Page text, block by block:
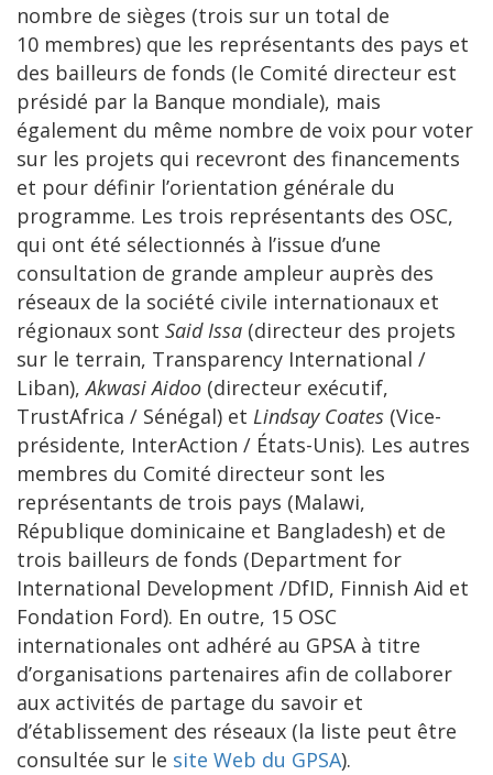
nombre de sièges (trois sur un total de
10 membres) que les représentants des pays et
des bailleurs de fonds (le Comité directeur est
présidé par la Banque mondiale), mais
également du même nombre de voix pour voter
sur les projets qui recevront des financements
et pour définir l’orientation générale du
programme. Les trois représentants des OSC,
qui ont été sélectionnés à l’issue d’une
consultation de grande ampleur auprès des
réseaux de la société civile internationaux et
régionaux sont Said Issa (directeur des projets
sur le terrain, Transparency International /
Liban),Akwasi Aidoo (directeur exécutif,
TrustAfrica / Sénégal) et Lindsay Coates (Vice-
présidente, InterAction / États-Unis). Les autres
membres du Comité directeur sont les
représentants de trois pays (Malawi,
République dominicaine et Bangladesh) et de
trois bailleurs de fonds (Department for
International Development /DfID, Finnish Aid et
Fondation Ford). En outre, 15 OSC
internationales ont adhéré au GPSA à titre
d’organisations partenaires afin de collaborer
aux activités de partage du savoir et
d’établissement des réseaux (la liste peut être
consultée sur le site Web du GPSA).